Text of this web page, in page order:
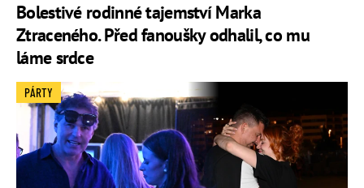
Bolestivé rodinné tajemství Marka
Ztraceného. Před fanoušky odhalil, co mu
láme srdce
PÁRTY